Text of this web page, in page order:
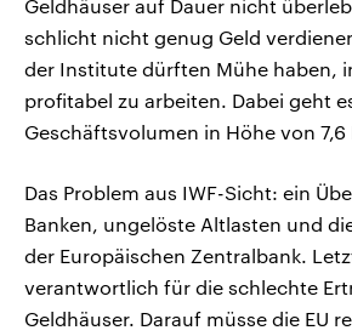
Geldhäuser auf Dauer nicht
schlicht nicht genug Geld
der Institute dürften Mühe haben,
profitabel zu arbeiten. Dabei geht
Geschäftsvolumen in Höhe von 7,6
Das Problem aus IWF-Sicht: ein
Banken, ungelöste Altlasten und
der Europäischen Zentralbank.
verantwortlich für die schlechte
Geldhäuser. Darauf müsse die EU